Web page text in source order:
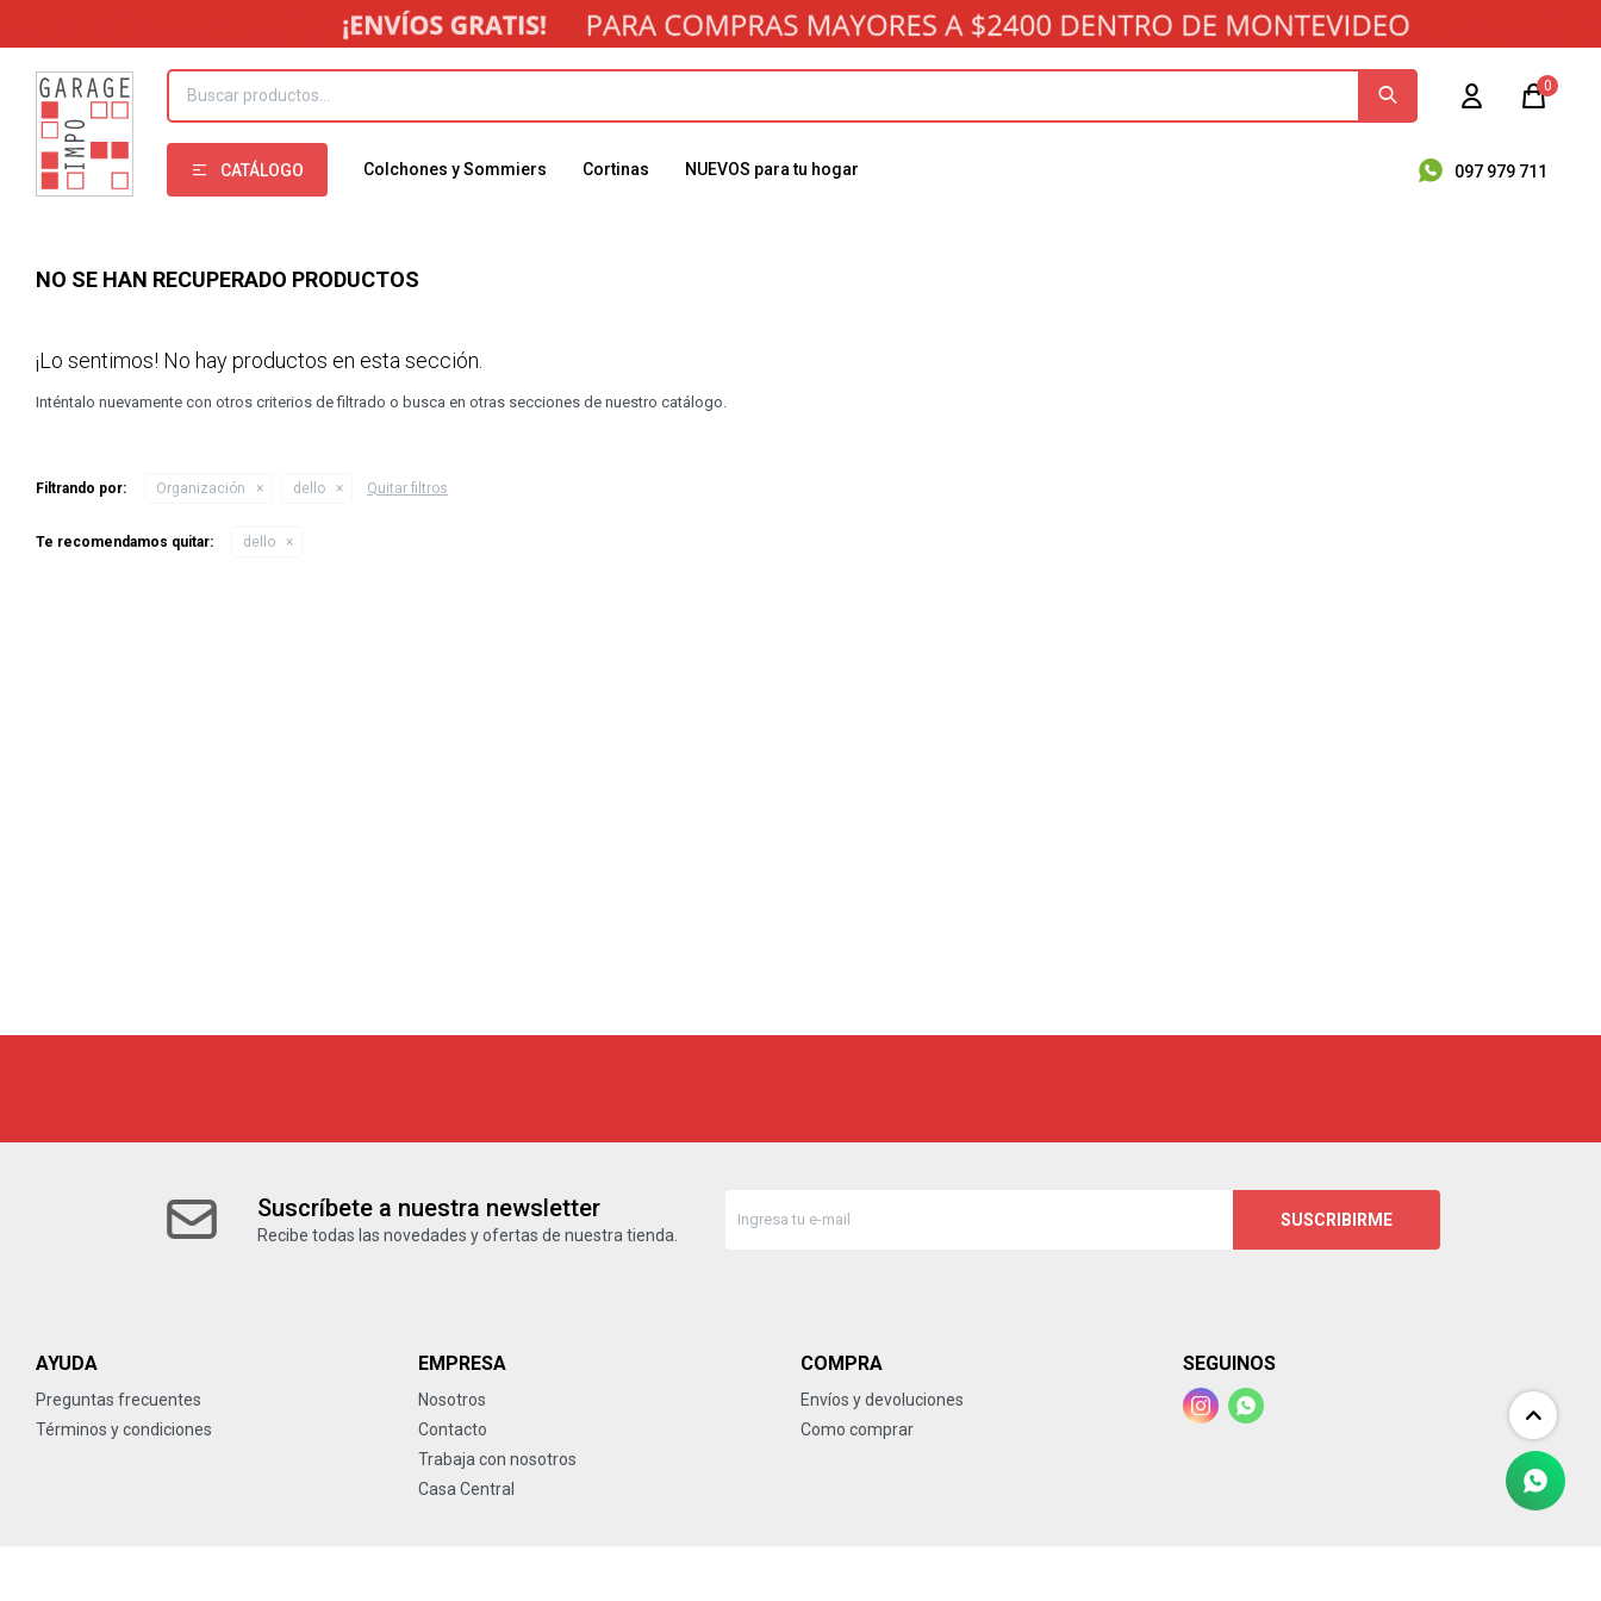
CATÁLOGO Colchones y Sommiers Cortinas NUEVOS para tu hogar 097 979 711
0
NO SE HAN RECUPERADO PRODUCTOS
¡Lo sentimos! No hay productos en esta sección.
Inténtalo nuevamente con otros criterios de filtrado o busca en otras secciones de nuestro catálogo.
Filtrando por: Organización dello Quitar filtros
Te recomendamos quitar: dello
Suscríbete a nuestra newsletter
Recibe todas las novedades y ofertas de nuestra tienda.
SUSCRIBIRME
AYUDA
Preguntas frecuentes
Términos y condiciones
EMPRESA
Nosotros
Contacto
Trabaja con nosotros
Casa Central
COMPRA
Envíos y devoluciones
Como comprar
SEGUINOS
 